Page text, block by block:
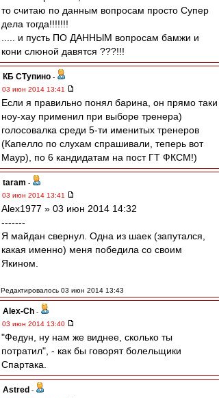
то считаю по данным вопросам просто Супер
дела тогда!!!!!!!
..... и пусть ПО ДАННЫМ вопросам бамжи и
кони слюной давятся ???!!!
КБ СТупино -
03 июн 2014 13:41
Если я правильно понял барина, он прямо таки
ноу-хау применил при выборе тренера)
голосовалка среди 5-ти именитых тренеров
(Капелло по слухам спрашивали, теперь вот
Маур), по 6 кандидатам на пост ГТ ФКСМ!)
taram -
03 июн 2014 13:41
Alex1977 » 03 июн 2014 14:32
-------
Я майдан свернул. Одна из шаек (запутался,
какая именно) меня победила со своим
Якином.
Редактировалось 03 июн 2014 13:43
Alex-Ch -
03 июн 2014 13:40
"Федун, ну нам же виднее, сколько ты
потратил", - как бы говорят болельщики
Спартака.
Astred -